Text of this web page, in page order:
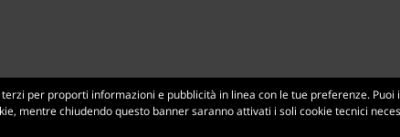
with
in Tuscany
elaborata in 188 ms
per proporti informazioni e pubblicità in linea con le tue preferenze. Puoi
mentre chiudendo questo banner saranno attivati i soli cookie tecnici